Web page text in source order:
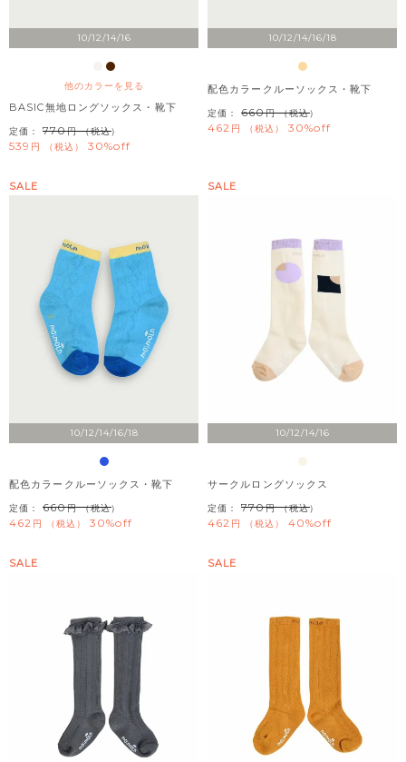
10/12/14/16
他のカラーを見る
BASIC無地ロングソックス・靴下
定価： 770 （税込）
539 税込 30%off
10/12/14/16/18
配色カラークルーソックス・靴下
定価： 660 （税込）
462 税込 30%off
10/12/14/16/18
SALE
配色カラークルーソックス・靴下
定価： 660 （税込）
462 税込 30%off
10/12/14/16
SALE
サークルロングソックス
定価： 770 （税込）
462 税込 40%off
SALE SALE